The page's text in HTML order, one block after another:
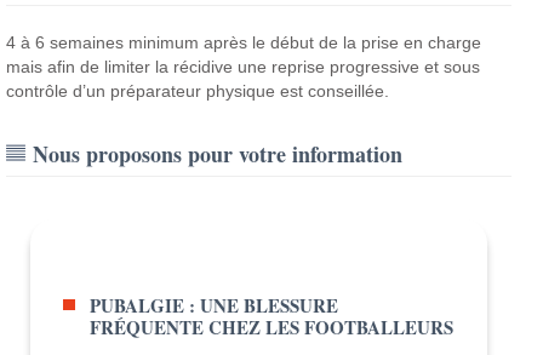
4 à 6 semaines minimum après le début de la prise en charge
mais afin de limiter la récidive une reprise progressive et sous
contrôle d’un préparateur physique est conseillée.
Nous proposons pour votre information
PUBALGIE : UNE BLESSURE
FRÉQUENTE CHEZ LES FOOTBALLEURS